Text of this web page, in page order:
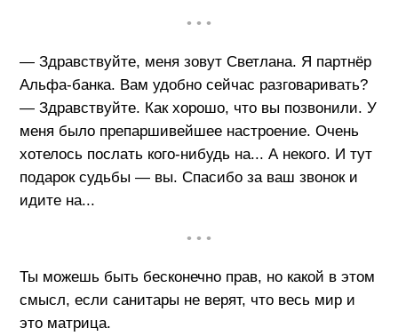
• • •
— Здравствуйте, меня зовут Светлана. Я партнёр
Альфа-банка. Вам удобно сейчас разговаривать?
— Здравствуйте. Как хорошо, что вы позвонили. У
меня было препаршивейшее настроение. Очень
хотелось послать кого-нибудь на... А некого. И тут
подарок судьбы — вы. Спасибо за ваш звонок и
идите на...
• • •
Ты можешь быть бесконечно прав, но какой в этом
смысл, если санитары не верят, что весь мир и
это матрица.